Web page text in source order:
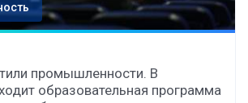
промышленности. В
образовательная программа